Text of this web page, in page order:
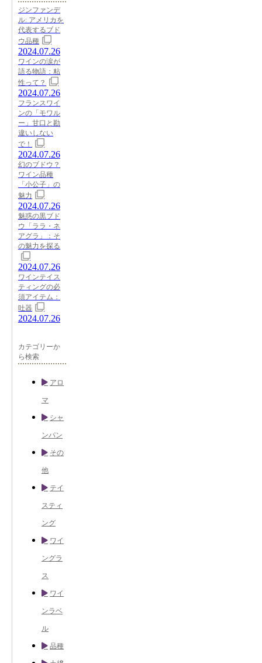
ジンファンデ
ル: アメリカを
代表するブド
ウ品種
2024.07.26
ワインの涙が
語る物語：粘
性って？
2024.07.26
フランスワイ
ンの「モワル
ー」甘口と勘
違いしない
で！
2024.07.26
幻のブドウ？
ワイン品種
「小公子」の
魅力
2024.07.26
魅惑の黒ブド
ウ「ララ・ネ
アグラ」：そ
の魅力を探る
2024.07.26
ワインテイス
ティングの必
須アイテム：
吐器
2024.07.26
カテゴリーか
ら検索
アロ
マ
シャ
ンパン
その
他
テイ
スティ
ング
ワイ
ングラ
ス
ワイ
ンラベ
ル
品種